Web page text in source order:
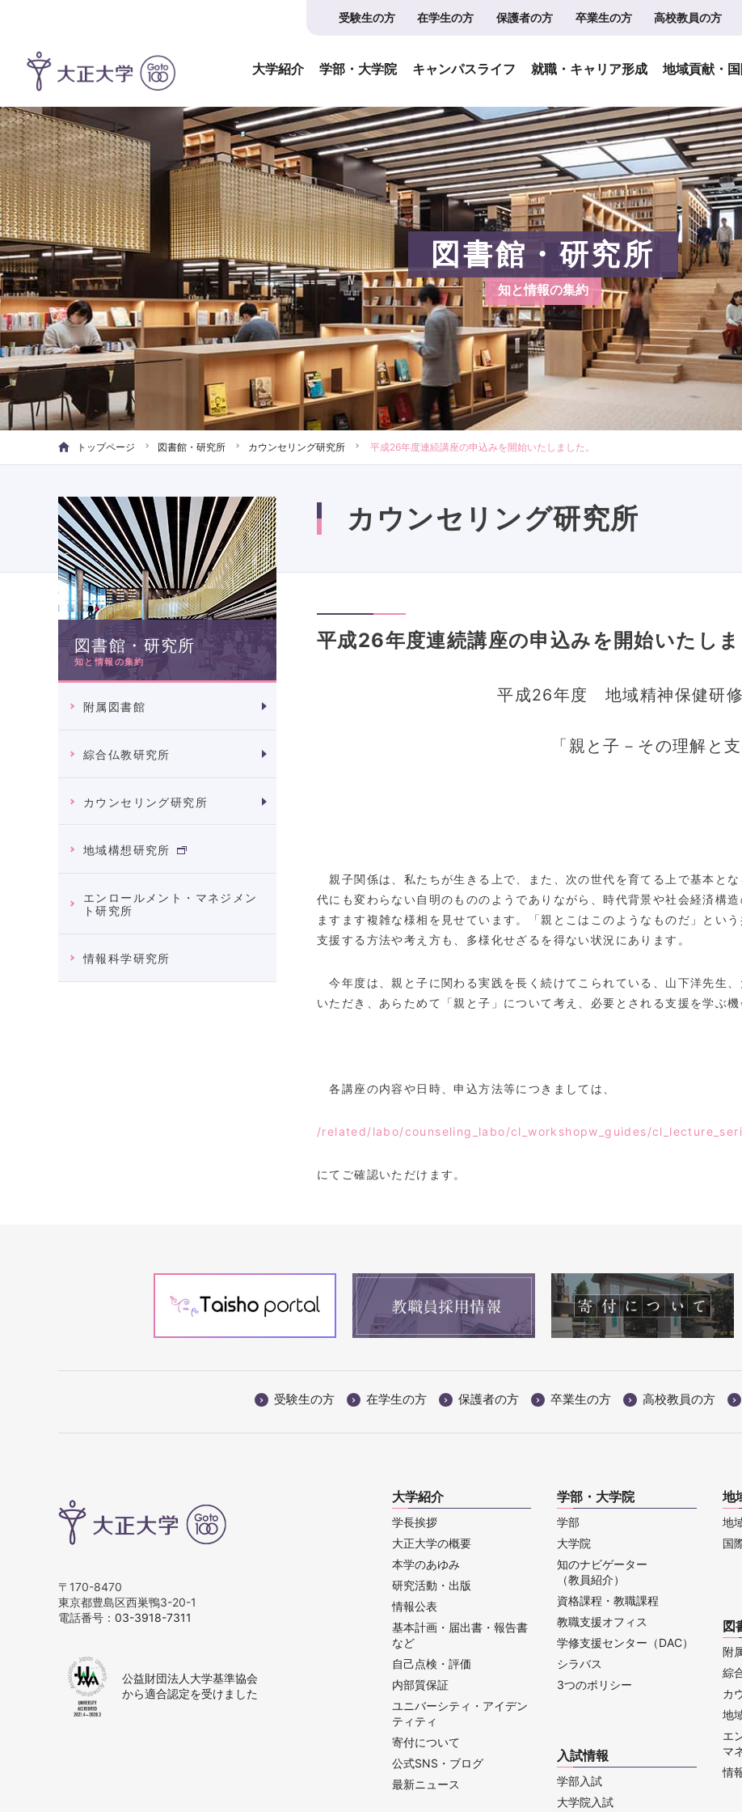
受験生の方 在学生の方 保護者の方 卒業生の方 高校教員の方
大学紹介 学部・大学院 キャンパスライフ 就職・キャリア形成 地域貢献・
図書館・研究所
知と情報の集約
トップページ 図書館・研究所 カウンセリング研究所 平成26年度連続講座の申込みを開始いたしました。
図書館・研究所
知と情報の集約
附属図書館
綜合仏教研究所
カウンセリング研究所
地域構想研究所
エンロールメント・マネジメン
ト研究所
情報科学研究所
カウンセリング研究所
平成26年度連続講座の申込みを開始いたしま
平成26年度 地域精神保健研
「親と子－その理解と支
親子関係は、私たちが生きる上で、また、次の世代を育てる上で基本と
代にも変わらない自明のもののようでありながら、時代背景や社会経済構
ますます複雑な様相を見せています。「親とこはこのようなものだ」とい
支援する方法や考え方も、多様化せざるを得ない状況にあります。
今年度は、親と子に関わる実践を長く続けてこられている、山下洋先生
いただき、あらためて「親と子」について考え、必要とされる支援を学ぶ機
各講座の内容や日時、申込方法等につきましては、
/related/labo/counseling_labo/cl_workshopw_guides/
にてご確認いただけます。
受験生の方 在学生の方 保護者の方 卒業生の方 高校教員の方
〒170-8470
東京都豊島区西巣鴨3-20-1
電話番号： 03-3918-7311
公益財団法人大学基準協会
から適合認定を受けました
大学紹介
学長挨拶
大正大学の概要
本学のあゆみ
研究活動・出版
情報公表
基本計画・届出書・報告書
など
自己点検・評価
内部質保証
ユニバーシティ・アイデン
ティティ
寄付について
公式SNS・ブログ
最新ニュース
学部・大学院
学部
大学院
知のナビゲーター
（教員紹介）
資格課程・教職課程
教職支援オフィス
学修支援センター（DAC）
シラバス
3つのポリシー
地
地
国
入試情報
学部入試
大学院入試
図
附
綜
カ
地
エ
マ
情